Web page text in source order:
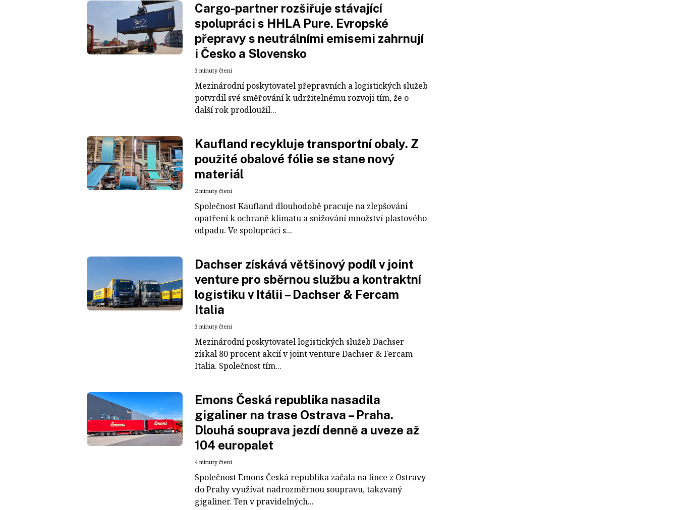
Cargo-partner rozšiřuje stávající
spolupráci s HHLA Pure. Evropské
přepravy s neutrálními emisemi zahrnují
i Česko a Slovensko
3 minuty čtení
Mezinárodní poskytovatel přepravních a logistických služeb
potvrdil své směřování k udržitelnému rozvoji tím, že o
další rok prodloužil...
Kaufland recykluje transportní obaly. Z
použité obalové fólie se stane nový
materiál
2 minuty čtení
Společnost Kaufland dlouhodobě pracuje na zlepšování
opatření k ochraně klimatu a snižování množství plastového
odpadu. Ve spolupráci s...
Dachser získává většinový podíl v joint
venture pro sběrnou službu a kontraktní
logistiku v Itálii – Dachser & Fercam
Italia
3 minuty čtení
Mezinárodní poskytovatel logistických služeb Dachser
získal 80 procent akcií v joint venture Dachser & Fercam
Italia. Společnost tím...
Emons Česká republika nasadila
gigaliner na trase Ostrava – Praha.
Dlouhá souprava jezdí denně a uveze až
104 europalet
4 minuty čtení
Společnost Emons Česká republika začala na lince z Ostravy
do Prahy využívat nadrozměrnou soupravu, takzvaný
gigaliner. Ten v pravidelných...